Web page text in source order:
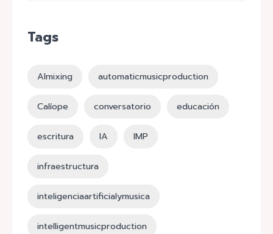
Tags
AImixing automaticmusicproduction
Calíope conversatorio educación
escritura IA IMP
infraestructura
inteligenciaartificialymusica
intelligentmusicproduction